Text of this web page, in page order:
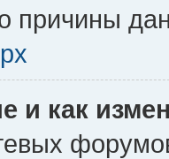
причины
и как